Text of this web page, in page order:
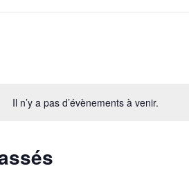
Il n’y a pas d’évènements à venir.